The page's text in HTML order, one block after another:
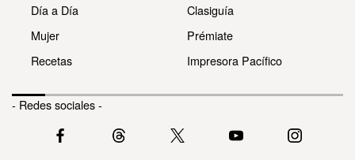
Día a Día
Mujer
Recetas
Clasiguía
Prémiate
Impresora Pacífico
- Redes sociales -